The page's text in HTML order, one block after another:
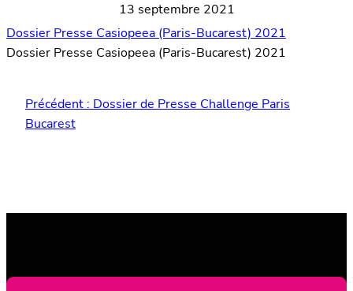
13 septembre 2021
Dossier Presse Casiopeea (Paris-Bucarest) 2021
Dossier Presse Casiopeea (Paris-Bucarest) 2021
Précédent :Dossier de Presse Challenge Paris
Bucarest